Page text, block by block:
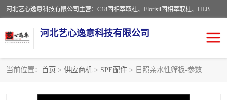
河北艺心逸意科技有限公司主营：C18固相萃取柱、Florisil固相萃取柱、HLB固相萃取柱、MCX固相萃取柱、QuEChERS、固相萃取空柱、针式过滤器 、固相萃取柱、黄曲霉毒素亲和柱。全国咨询热线：18630105913。河北艺心逸意科技有限公司接受来样定做，我们秉承着“顾客至上，锐意进取”的经营理念，坚持客户至上的原则为广大客户提供优质的服务，欢迎广大客户惠顾！免费咨询！
河北艺心逸意科技有限公司
当前位置： 首页 > 供应商机 > SPE配件 > 日照亲水性筛板-参数